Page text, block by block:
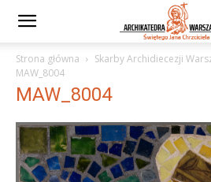
Strona główna
Skarby Archidiecezji
MAW_8004
MAW_8004